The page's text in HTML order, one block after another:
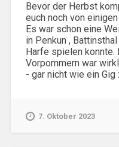
Bevor der Herbst
euch noch von
Es war schon eine
in Penkun ,
Harfe spielen konnte.
Vorpommern war
- gar nicht wie ein Gig
7. Oktober 2023